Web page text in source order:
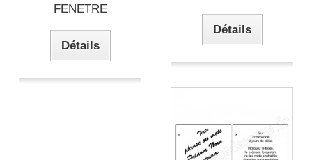
FENETRE
Détails
Détails